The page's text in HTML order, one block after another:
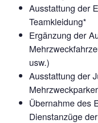
Ausstattung der
Teamkleidung*
Ergänzung der
usw.)
Ausstattung der
Übernahme des
Dienstanzüge